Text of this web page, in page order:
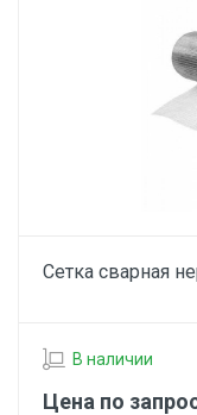
Сетка сварная
В наличии
Цена по